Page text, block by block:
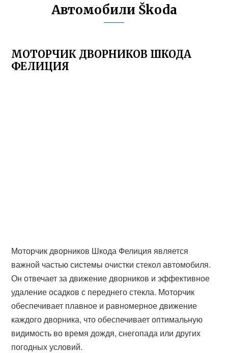
Автомобили Škoda
МОТОРЧИК ДВОРНИКОВ ШКОДА
ФЕЛИЦИЯ
Моторчик дворников Шкода Фелиция является
важной частью системы очистки стекол автомобиля.
Он отвечает за движение дворников и эффективное
удаление осадков с переднего стекла. Моторчик
обеспечивает плавное и равномерное движение
каждого дворника, что обеспечивает оптимальную
видимость во время дождя, снегопада или других
погодных условий.